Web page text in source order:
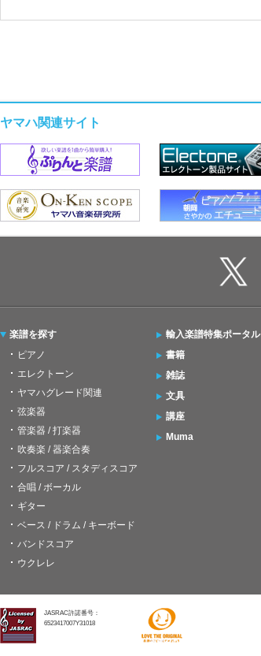
ヤマハ関連サイト
楽譜を探す
ピアノ
エレクトーン
ヤマハグレード関連
弦楽器
管楽器 / 打楽器
吹奏楽 / 器楽合奏
フルスコア / スタディスコア
合唱 / ボーカル
ギター
ベース / ドラム / キーボード
バンドスコア
ウクレレ
輸入楽譜特集ポータル
書籍
雑誌
文具
講座
Muma
JASRAC許諾番号：
6523417007Y31018